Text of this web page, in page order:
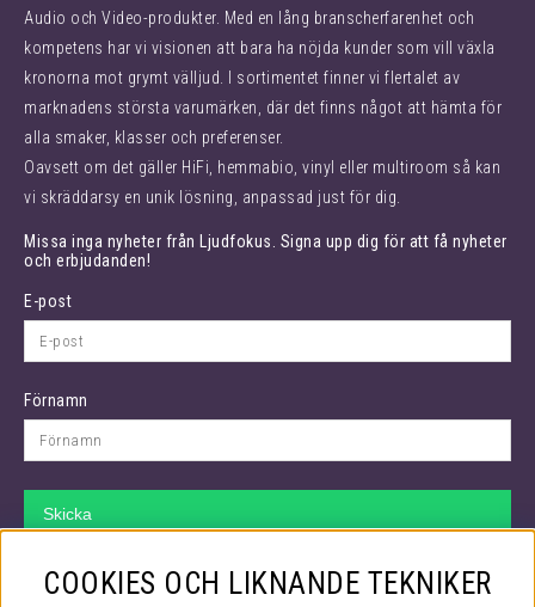
Audio och Video-produkter. Med en lång branscherfarenhet och
kompetens har vi visionen att bara ha nöjda kunder som vill växla
kronorna mot grymt välljud. I sortimentet finner vi flertalet av
marknadens största varumärken, där det finns något att hämta för
alla smaker, klasser och preferenser.
Oavsett om det gäller HiFi, hemmabio, vinyl eller multiroom så kan
vi skräddarsy en unik lösning, anpassad just för dig.
Missa inga nyheter från Ljudfokus. Signa upp dig för att få nyheter
och erbjudanden!
E-post
Förnamn
Skicka
VÅR SUPPORT
COOKIES OCH LIKNANDE TEKNIKER